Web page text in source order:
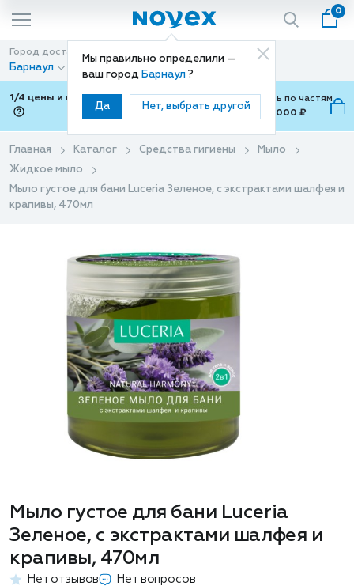
Мы правильно определили —
ваш город Барнаул ?
Да Нет, выбрать другой
0
Город доставки
Барнаул
Способ доставки
Доставка
1/4 цены и покупки ваши с Подели
Можно оплатить по частям
от 700 ₽ до 15,000 ₽
Главная Каталог Средства гигиены
Мыло
Жидкое мыло
Мыло густое для бани Luceria Зеленое, с экстрактами шалфея и
крапивы, 470мл
Мыло густое для бани Luceria
Зеленое, с экстрактами шалфея и
крапивы, 470мл
Нет отзывов Нет вопросов